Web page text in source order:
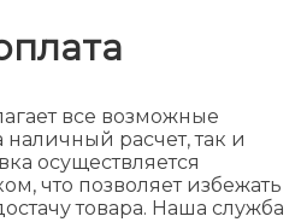
все возможные
наличный расчет, так и
осуществляется
что позволяет избежать
товара. Наша служба